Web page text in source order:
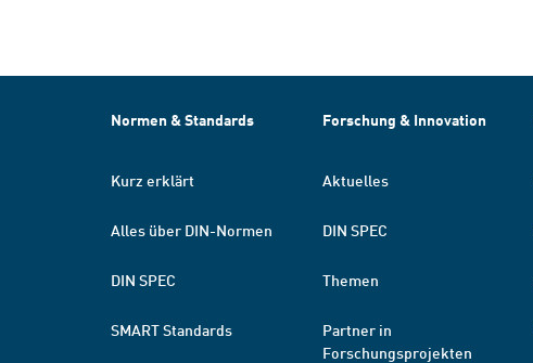
Normen & Standards
Kurz erklärt
Alles über DIN-Normen
DIN SPEC
SMART Standards
Forschung & Innovation
Aktuelles
DIN SPEC
Themen
Partner in
Forschungsprojekten